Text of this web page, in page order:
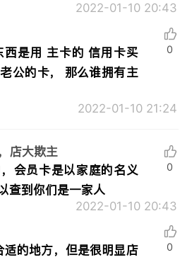
2022-01-10 20:43
西是用 主卡的 信用卡买
公的卡， 那么谁拥有主
2022-01-10 21:24
0
店大欺主
会员卡是以家庭的名义
查到你们是一家人
2022-01-10 20:43
0
适的地方，但是很明显店
0